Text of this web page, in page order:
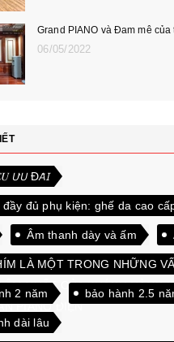
Grand PIANO và Đam mê của
06/05/2022
𝘜̛𝘜 Đ𝘈̃𝘐
đầy đủ phụ kiện: ghế da cao
Âm thanh dày và ấm
LÀ MỘT TRONG NHỮNG
NHẤT CỦA KHÁCH HÀNG
PIANO ĐIỆN
2 năm bảo hành 2.5
dài lâu